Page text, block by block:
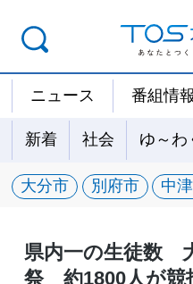
ニュース 番組情報
新着 社会 ゆ～わ
大分市 別府市 中
県内一の生徒数
祭 約1800人が競